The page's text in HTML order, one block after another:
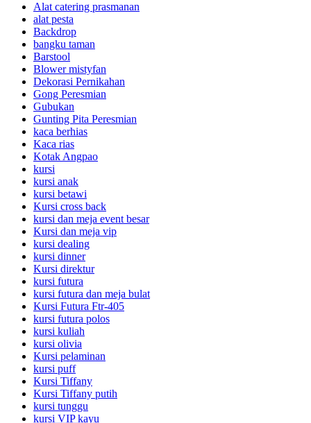
Alat catering prasmanan
alat pesta
Backdrop
bangku taman
Barstool
Blower mistyfan
Dekorasi Pernikahan
Gong Peresmian
Gubukan
Gunting Pita Peresmian
kaca berhias
Kaca rias
Kotak Angpao
kursi
kursi anak
kursi betawi
Kursi cross back
kursi dan meja event besar
Kursi dan meja vip
kursi dealing
kursi dinner
Kursi direktur
kursi futura
kursi futura dan meja bulat
Kursi Futura Ftr-405
kursi futura polos
kursi kuliah
kursi olivia
Kursi pelaminan
kursi puff
Kursi Tiffany
Kursi Tiffany putih
kursi tunggu
kursi VIP kayu